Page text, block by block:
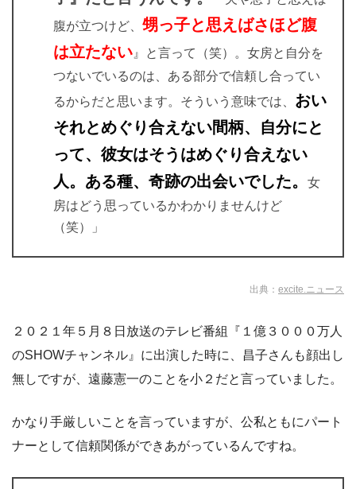
腹が立つけど、 甥っ子と思えばさほど腹
は立たない 』と言って（笑）。女房と自分を
つないでいるのは、ある部分で信頼し合ってい
るからだと思います。そういう意味では、 おい
それとめぐり合えない間柄、自分にと
って、彼女はそうはめぐり合えない
人。ある種、奇跡の出会いでした。
女
房はどう思っているかわかりませんけど
（笑）」
出典： excite.ニュース
２０２１年５月８日放送のテレビ番組『１億３０００万人
のSHOWチャンネル』に出演した時に、昌子さんも顔出し
無しですが、遠藤憲一のことを小２だと言っていました。
かなり手厳しいことを言っていますが、公私ともにパート
ナーとして信頼関係ができあがっているんですね。